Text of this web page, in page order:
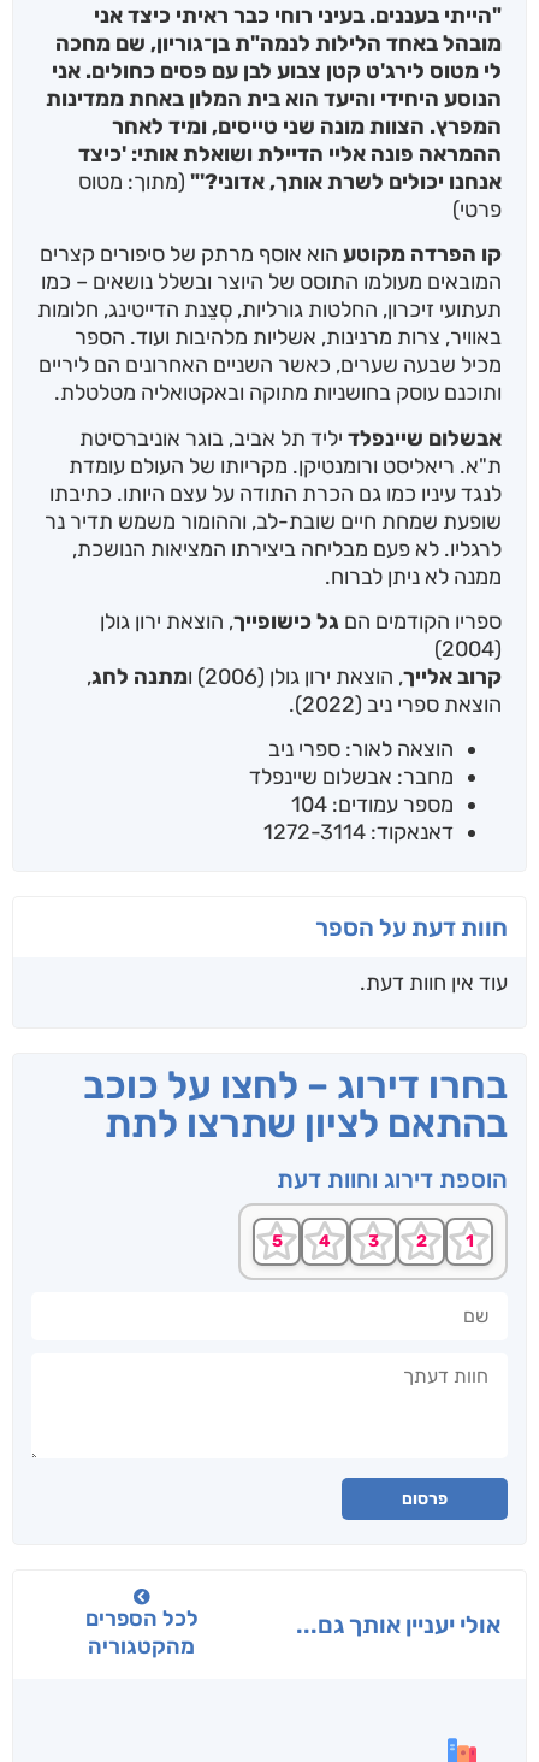
"הייתי בעננים. בעיני רוחי כבר ראיתי כיצד אני
מובהל באחד הלילות לנמה"ת בן־גוריון, שם מחכה
לי מטוס לירג'ט קטן צבוע לבן עם פסים כחולים. אני
הנוסע היחידי והיעד הוא בית המלון באחת ממדינות
המפרץ. הצוות מונה שני טייסים, ומיד לאחר
ההמראה פונה אליי הדיילת ושואלת אותי: 'כיצד
אנחנו יכולים לשרת אותך, אדוני?'" (מתוך: מטוס
פרטי)
קו הפרדה מקוטע הוא אוסף מרתק של סיפורים קצרים
המובאים מעולמו התוסס של היוצר ובשלל נושאים – כמו
תעתועי זיכרון, החלטות גורליות, סְצֵנת הדייטינג, חלומות
באוויר, צרות מרנינות, אשליות מלהיבות ועוד. הספר
מכיל שבעה שערים, כאשר השניים האחרונים הם ליריים
ותוכנם עוסק בחושניות מתוקה ובאקטואליה מטלטלת.
אבשלום שיינפלד יליד תל אביב, בוגר אוניברסיטת
ת"א. ריאליסט ורומנטיקן. מקריותו של העולם עומדת
לנגד עיניו כמו גם הכרת התודה על עצם היותו. כתיבתו
שופעת שמחת חיים שובת-לב, וההומור משמש תדיר נר
לרגליו. לא פעם מבליחה ביצירתו המציאות הנושכת,
ממנה לא ניתן לברוח.
ספריו הקודמים הם גל כישופייך, הוצאת ירון גולן
(2004)
קרוב אלייך, הוצאת ירון גולן (2006) ו מתנה לחג,
הוצאת ספרי ניב (2022).
הוצאה לאור: ספרי ניב
מחבר: אבשלום שיינפלד
מספר עמודים: 104
דאנאקוד: 1272-3114
חוות דעת על הספר
עוד אין חוות דעת.
בחרו דירוג – לחצו על כוכב
בהתאם לציון שתרצו לתת
הוספת דירוג וחוות דעת
פרסום
אולי יעניין אותך גם...
לכל הספרים
מהקטגוריה